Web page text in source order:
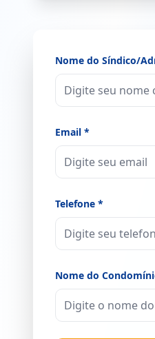
Nome do Síndico/
Email *
Telefone *
Nome do